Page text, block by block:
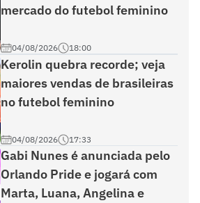
mercado do futebol feminino
04/08/2026 18:00
Kerolin quebra recorde; veja
maiores vendas de brasileiras
no futebol feminino
04/08/2026 17:33
Gabi Nunes é anunciada pelo
Orlando Pride e jogará com
Marta, Luana, Angelina e